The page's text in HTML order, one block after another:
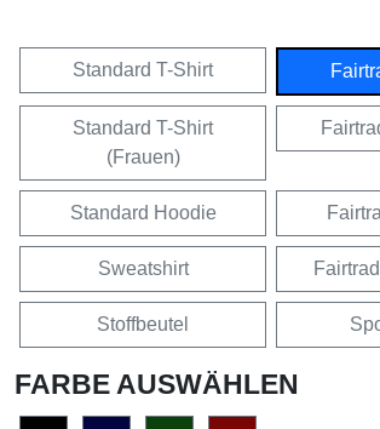
Standard T-Shirt
Standard T-Shirt
(Frauen)
Standard Hoodie
Sweatshirt
Stoffbeutel
FARBE AUSWÄHLEN